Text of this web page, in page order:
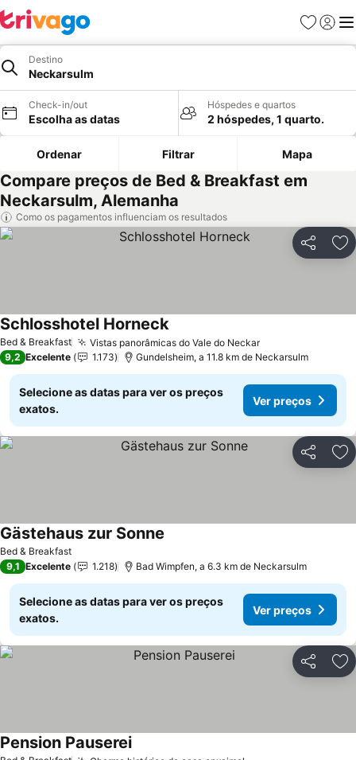
Favoritos
Iniciar
Destino
Neckarsulm
Check-in/out
Escolha as datas
Hóspedes e quartos
2 hóspedes, 1 quarto.
Ordenar Filtrar Mapa
Compare preços de Bed & Breakfast em
Neckarsulm, Alemanha
Como os pagamentos influenciam os resultados
Partilhar
Bed & Breakfast Vistas panorâmicas do Vale do Neckar
Schlosshotel Horneck
9,2 Excelente 1.173 Gundelsheim, a 11.8 km de Neckarsulm
Selecione as datas para ver os preços
exatos.
Ver preços
Partilhar
Bed & Breakfast
Gästehaus zur Sonne
9,1 Excelente 1.218 Bad Wimpfen, a 6.3 km de Neckarsulm
Selecione as datas para ver os preços
exatos.
Ver preços
Partilhar
Pension Pauserei